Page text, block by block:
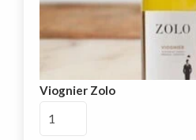
Viognier Zolo